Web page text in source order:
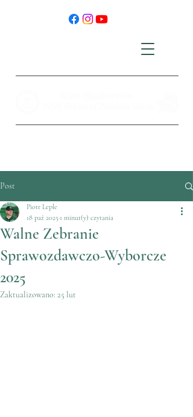
Post
Walne Zebranie
Sprawozdawczo-Wyborcze
2025
Piotr Leple
18 paź 2025 1 minut(y) czytania
Zaktualizowano: 25 lut